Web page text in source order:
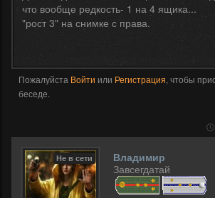
что вообще редкость- 1 на 4 ящика...
"рост 3" на снимке с права.
Пожалуйста Войти или Регистрация, чтобы
беседе.
Не в сети
Владимир
Завсегдатай